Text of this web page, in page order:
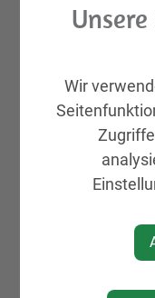
Abteilungen und
Ferienprogramm
Lebenslagen
Förderungen
Dokumente &
JA zu Glasfaser
Öffnungszeiten
Wir